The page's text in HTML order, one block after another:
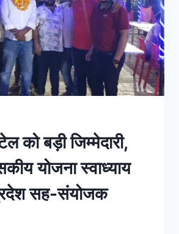
को बड़ी जिम्मेदारी,
योजना स्वाध्याय
सह-संयोजक